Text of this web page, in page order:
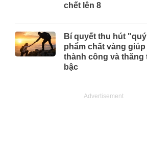
chết lên 8
Bí quyết thu hút
phẩm chất vàng
thành công và thăng
bậc
Advertisement